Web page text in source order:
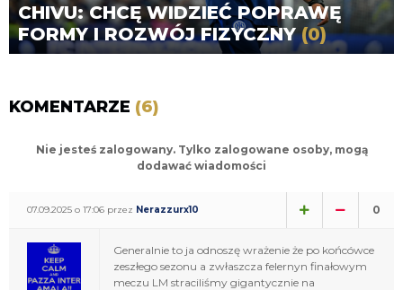
CHIVU: CHCĘ WIDZIEĆ POPRAWĘ
FORMY I ROZWÓJ FIZYCZNY(0)
KOMENTARZE (6)
Nie jesteś zalogowany. Tylko zalogowane osoby, mogą
dodawać wiadomości
07.09.2025 o 17:06 przez Nerazzurx10 0
Generalnie to ja odnoszę wrażenie że po końcówce
zeszłego sezonu a zwłaszcza felernyn finałowym
meczu LM straciliśmy gigantycznie na